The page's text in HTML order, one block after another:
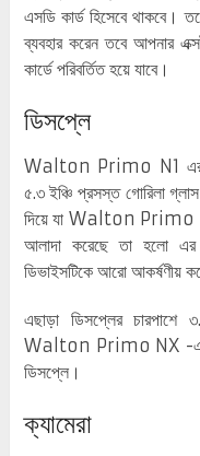
এসডি কার্ড হিসেবে থাকবে।
ব্যবহার করেন তবে আপনার
কার্ডে পরিবর্তিত হয়ে যাবে।
ডিসপ্লে
Walton Primo N1
৫.৩ ইঞ্চি প্রসস্ত গোরিলা
দিয়ে যা Walton
আলাদা করেছে তা হলো এর
ডিভাইসটিকে আরো আকর্ষণীয়
এছাড়া ডিসপ্লের চারপাশে
Walton Primo NX -এ
ডিসপ্লে।
ক্যামেরা